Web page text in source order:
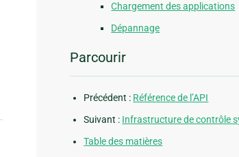
Chargement des applications
Dépannage
Parcourir
Précédent : Référence de l’API
Suivant : Infrastructure de contrôle
Table des matières